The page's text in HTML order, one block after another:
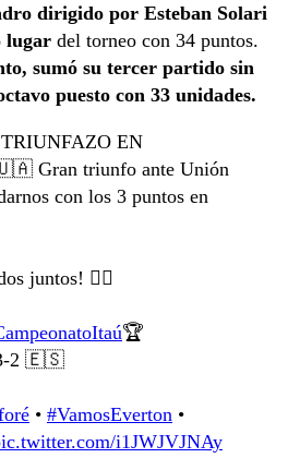
dirigido por Esteban Solari
lugar del torneo con 34 puntos.
sumó su tercer partido sin
puesto con 33 unidades.
EN
Gran triunfo ante Unión
con los 3 puntos en
juntos! ❤️‍🔥
🏆
2 🇪🇸
• #VamosEverton •
i1JWJVJNAy